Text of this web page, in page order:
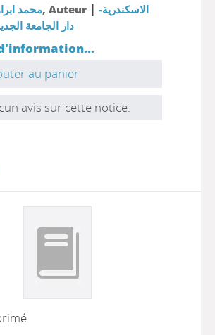
محمد, Auteur | الاسكندرية-
دار الجامعة
au panier
avis sur cette notice.